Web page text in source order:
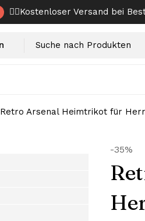
✌🏼Kostenloser Versand bei
Retro Arsenal Heimtrikot für
-35%